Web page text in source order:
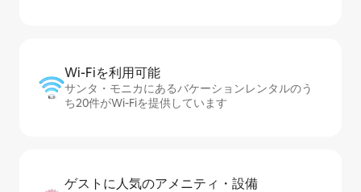
Wi-Fiを利⁠用⁠可⁠能
サンタ・モニカにあるバケーションレンタルのう
ち20件がWi-Fiを提供しています
ゲストに人⁠気⁠のア⁠メ⁠ニ⁠テ⁠ィ・設⁠備